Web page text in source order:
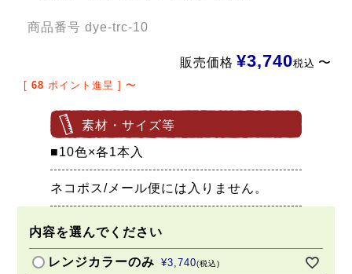
商品番号 dye-trc-10
販売価格 ¥3,740税込 〜
[ 68 ポイント進呈 ] 〜
素材・サイズ等
■10色×各1本入
ネコポス/メール便には入りません。
内容を選んでください
レンジカラーのみ ¥3,740 税込